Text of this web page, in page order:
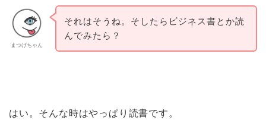
まつげちゃん
それはそうね。そしたらビジネス書とか読
んでみたら？
はい。そんな時はやっぱり読書です。